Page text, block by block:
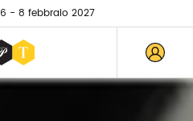
6 - 8 febbraio 2027